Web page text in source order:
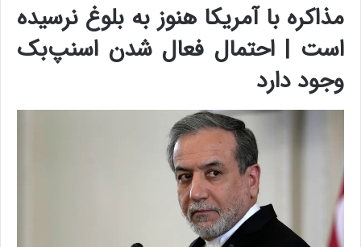
مذاکره با آمریکا هنوز به بلوغ نرسیده
است | احتمال فعال شدن اسنپ‌بک
وجود دارد